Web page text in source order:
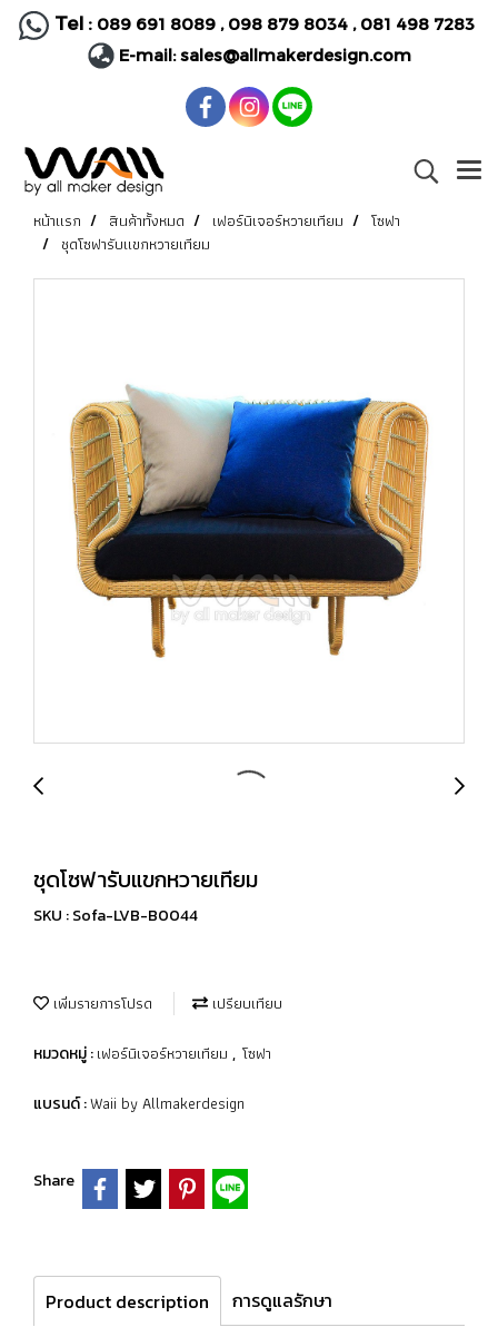
Tel : 089 691 8089, 098 879 8034 , 081 498 7283
E-mail:sales@allmakerdesign.com
หน้าแรก สินค้าทั้งหมด เฟอร์นิเจอร์หวายเทียม
โซฟา
ชุดโซฟารับแขกหวายเทียม
ชุดโซฟารับแขกหวายเทียม
SKU : Sofa-LVB-B0044
เพิ่มรายการโปรด เปรียบเทียบ
หมวดหมู่ :เฟอร์นิเจอร์หวายเทียม , โซฟา
แบรนด์ :Waii by Allmakerdesign
Share
Product description การดูแลรักษา